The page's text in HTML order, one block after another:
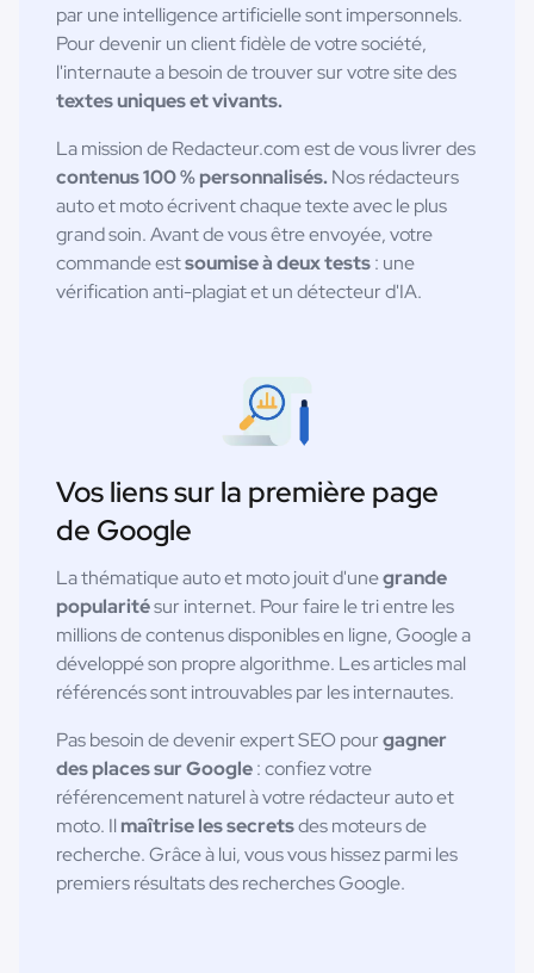
par une intelligence artificielle sont impersonnels.
Pour devenir un client fidèle de votre société,
l'internaute a besoin de trouver sur votre site des
textes uniques et vivants.
La mission de Redacteur.com est de vous livrer des
contenus 100 % personnalisés.Nos rédacteurs
auto et moto écrivent chaque texte avec le plus
grand soin. Avant de vous être envoyée, votre
commande estsoumise à deux tests: une
vérification anti-plagiat et un détecteur d'IA.
Vos liens sur la première page
de Google
La thématique auto et moto jouit d'unegrande
popularitésur internet. Pour faire le tri entre les
millions de contenus disponibles en ligne, Google a
développé son propre algorithme. Les articles mal
référencés sont introuvables par les internautes.
Pas besoin de devenir expert SEO pourgagner
des places sur Google: confiez votre
référencement naturel à votre rédacteur auto et
moto. Ilmaîtrise les secretsdes moteurs de
recherche. Grâce à lui, vous vous hissez parmi les
premiers résultats des recherches Google.